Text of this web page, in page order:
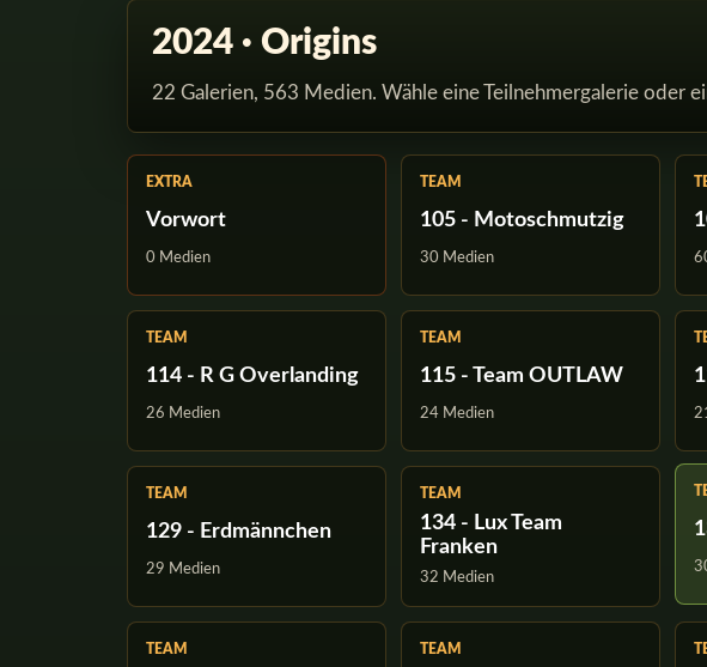
2024 · Origins
22 Galerien, 563 Medien. Wähle eine Teilnehmergalerie oder
EXTRA
Vorwort
0 Medien
TEAM
105 - Motoschmutzig
30 Medien
TEAM
114 - R G Overlanding
26 Medien
TEAM
115 - Team OUTLAW
24 Medien
TEAM
129 - Erdmännchen
29 Medien
TEAM
134 - Lux Team
Franken
32 Medien
TEAM TEAM